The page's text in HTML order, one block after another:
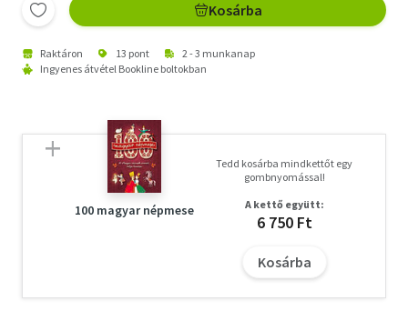
Kosárba
Raktáron 13 pont
2 - 3 munkanap
Ingyenes átvétel Bookline boltokban
100 magyar népmese
Tedd kosárba mindkettőt egy
gombnyomással!
A kettő együtt:
6 750 Ft
Kosárba